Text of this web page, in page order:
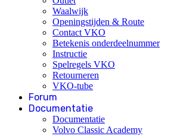
Waalwijk
Openingstijden & Route
Contact VKO
Betekenis onderdeelnummer
Instructie
Spelregels VKO
Retourneren
VKO-tube
Forum
Documentatie
Documentatie
Volvo Classic Academy